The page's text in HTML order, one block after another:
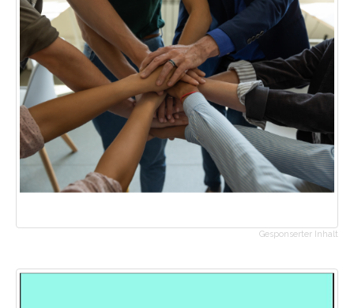
Gesponserter Inhalt